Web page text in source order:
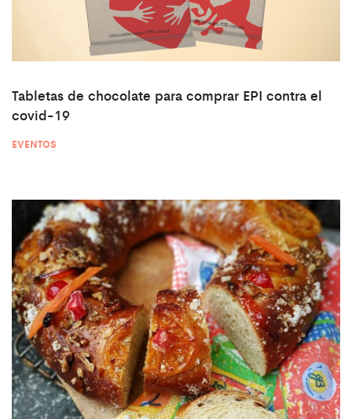
Tabletas de chocolate para comprar EPI contra el
covid-19
EVENTOS